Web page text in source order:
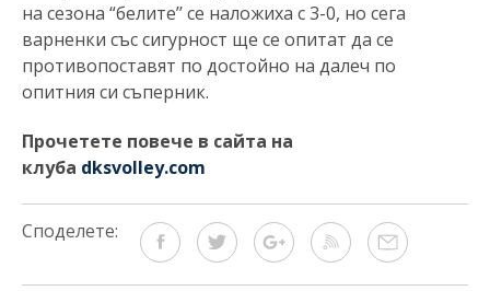
на сезона “белите’’ се наложиха с 3-0, но сега
варненки със сигурност ще се опитат да се
противопоставят по достойно на далеч по
опитния си съперник.
Прочетете повече в сайта на
клуба dksvolley.com
Споделете: